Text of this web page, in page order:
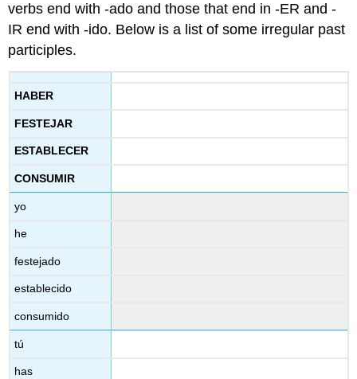
verbs end with -ado and those that end in -ER and -
IR end with -ido. Below is a list of some irregular past
participles.
HABER
FESTEJAR
ESTABLECER
CONSUMIR
yo
he
festejado
establecido
consumido
tú
has